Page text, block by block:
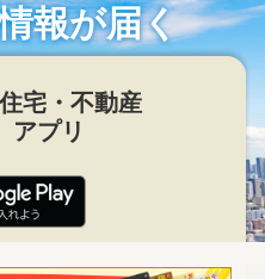
報が届く
宅・不動産
アプリ